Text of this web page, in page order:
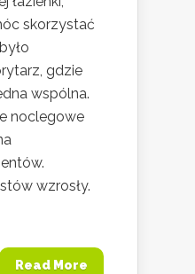
skorzystać
gdzie
wspólna.
noclegowe
wzrosły.
Read More